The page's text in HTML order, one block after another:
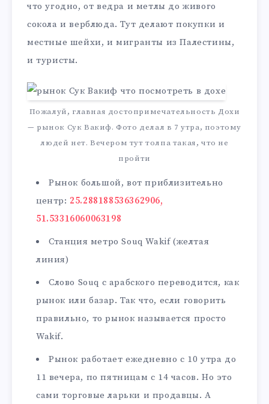
что угодно, от ведра и метлы до живого
сокола и верблюда. Тут делают покупки и
местные шейхи, и мигранты из Палестины,
и туристы.
Пожалуй, главная достопримечательность Дохи
— рынок Сук Вакиф. Фото делал в 7 утра, поэтому
людей нет. Вечером тут толпа такая, что не
пройти
Рынок большой, вот приблизительно
центр:25.288188536362906,
51.53316060063198
Станция метро Souq Wakif (желтая
линия)
Слово Souq с арабского переводится, как
рынок или базар. Так что, если говорить
правильно, то рынок называется просто
Wakif.
Рынок работает ежедневно с 10 утра до
11 вечера, по пятницам с 14 часов. Но это
сами торговые ларьки и продавцы. А